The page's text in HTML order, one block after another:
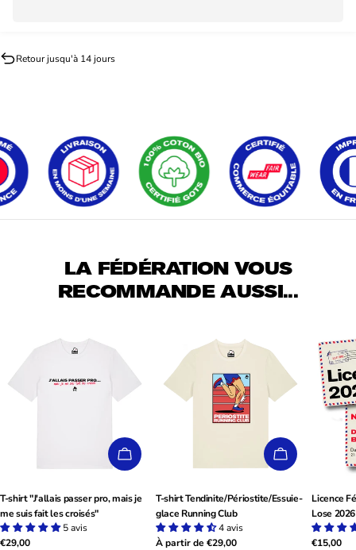
Retour jusqu'à 14 jours
LA FÉDÉRATION VOUS
RECOMMANDE AUSSI...
CHOISISSEZ LES OPTIONS
T-shirt "J'allais passer pro, mais je
me suis fait les croisés"
5 avis
Prix
€29,00
CHOISISSEZ
T-shirt Tendinite/Périostite/Essuie-
glace Running Club
4 avis
Prix
À partir de €29,00
Licence
Lose
Prix
€15,00